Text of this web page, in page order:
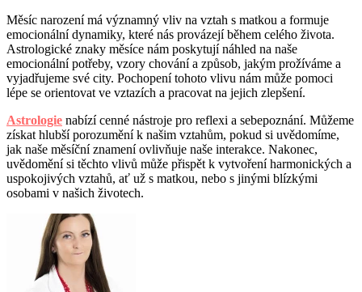
Měsíc narození má významný vliv na vztah s matkou a formuje
emocionální dynamiky, které nás provázejí během celého života.
Astrologické znaky měsíce nám poskytují náhled na naše
emocionální potřeby, vzory chování a způsob, jakým prožíváme a
vyjadřujeme své city. Pochopení tohoto vlivu nám může pomoci
lépe se orientovat ve vztazích a pracovat na jejich zlepšení.
Astrologie nabízí cenné nástroje pro reflexi a sebepoznání. Můžeme
získat hlubší porozumění k našim vztahům, pokud si uvědomíme,
jak naše měsíční znamení ovlivňuje naše interakce. Nakonec,
uvědomění si těchto vlivů může přispět k vytvoření harmonických a
uspokojivých vztahů, ať už s matkou, nebo s jinými blízkými
osobami v našich životech.